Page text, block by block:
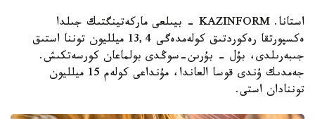
استانا. KAZINFORM - بيىلعى ماركەتينگتىك جىلدا
ەكسپورتقا رەكوردتىق كولەمدەگى 13,4 ميلليون توننا استىق
جىبەرىلدى، بۇل - بۇرىن-سوڭدى بولماعان كورسەتكىش.
جەمدىك ۇندى قوسا العاندا، مۇنداعى كولەم 15 ميلليون
توننادان استى.